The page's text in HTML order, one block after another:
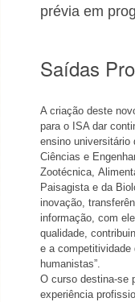
prévia em
Saídas
A criação deste
para o ISA dar
ensino universitário
Ciências e
Zootécnica,
Paisagista e da
inovação,
informação, com
qualidade,
e a competitividade
humanistas”.
O curso destina-se
experiência